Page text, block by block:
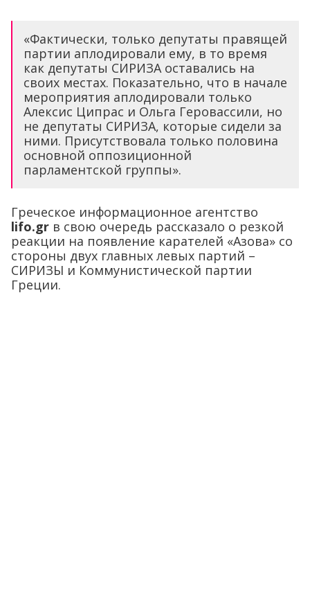
«Фактически, только депутаты правящей
партии аплодировали ему, в то время
как депутаты СИРИЗА оставались на
своих местах. Показательно, что в начале
мероприятия аплодировали только
Алексис Ципрас и Ольга Геровассили, но
не депутаты СИРИЗА, которые сидели за
ними. Присутствовала только половина
основной оппозиционной
парламентской группы».
Греческое информационное агентство
lifo.gr в свою очередь рассказало о резкой
реакции на появление карателей «Азова» со
стороны двух главных левых партий –
СИРИЗЫ и Коммунистической партии
Греции.